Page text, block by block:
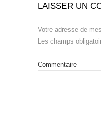
LAISSER UN
Votre adresse de
Les champs
Commentaire